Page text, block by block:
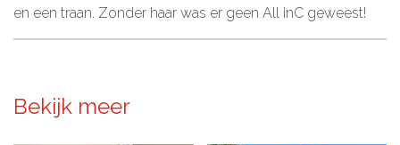
en een traan. Zonder haar was er geen All inC geweest!
Bekijk meer